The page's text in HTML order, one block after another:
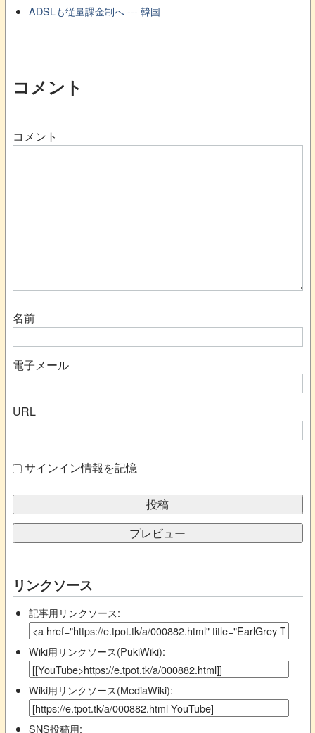
ADSLも従量課金制へ --- 韓国
コメント
コメント
名前
電子メール
URL
サインイン情報を記憶
リンクソース
記事用リンクソース:
Wiki用リンクソース(PukiWiki):
Wiki用リンクソース(MediaWiki):
SNS投稿用: